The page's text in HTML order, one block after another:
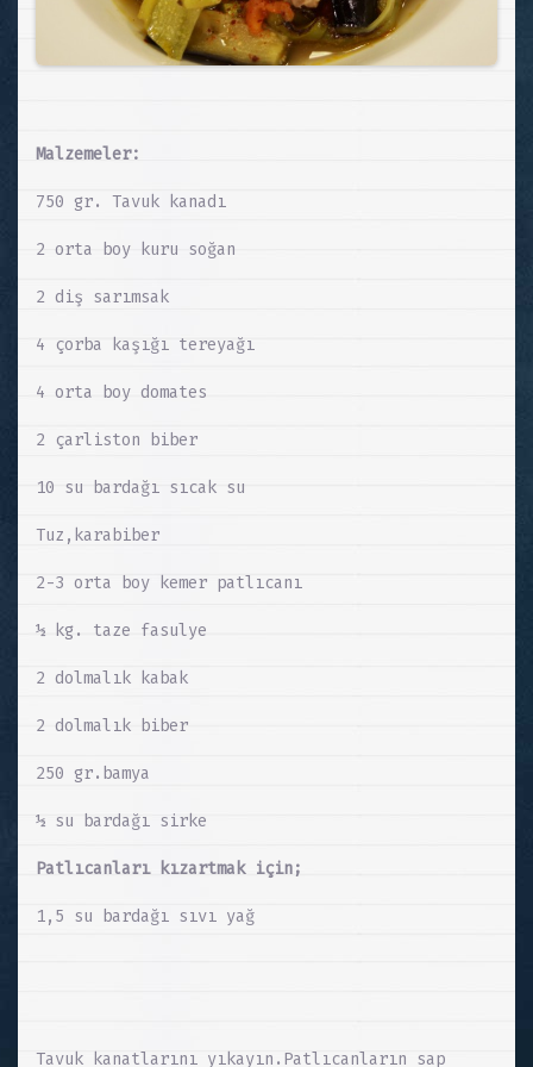
Malzemeler:
750 gr. Tavuk kanadı
2 orta boy kuru soğan
2 diş sarımsak
4 çorba kaşığı tereyağı
4 orta boy domates
2 çarliston biber
10 su bardağı sıcak su
Tuz,karabiber
2-3 orta boy kemer patlıcanı
½ kg. taze fasulye
2 dolmalık kabak
2 dolmalık biber
250 gr.bamya
½ su bardağı sirke
Patlıcanları kızartmak için;
1,5 su bardağı sıvı yağ
Tavuk kanatlarını yıkayın.Patlıcanların sap